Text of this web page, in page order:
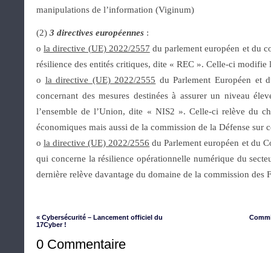
manipulations de l’information (Viginum)
(2) 3 directives européennes :
ola directive (UE) 2022/2557 du parlement européen et du
résilience des entités critiques, dite « REC ». Celle-ci modifie
o la directive (UE) 2022/2555 du Parlement Européen et
concernant des mesures destinées à assurer un niveau
l’ensemble de l’Union, dite « NIS2 ». Celle-ci relève du
économiques mais aussi de la commission de la Défense sur
ola directive (UE) 2022/2556 du Parlement européen et du
qui concerne la résilience opérationnelle numérique du
dernière relève davantage du domaine de la commission des
« Cybersécurité – Lancement officiel du
17Cyber !
0 Commentaire